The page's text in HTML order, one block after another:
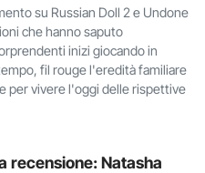
su Russian Doll 2 e Undone
che hanno saputo
inizi giocando in
fil rouge l'eredità familiare
per vivere l'oggi delle rispettive
recensione: Natasha